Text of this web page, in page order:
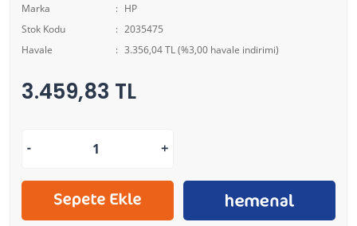
Marka
HP
Stok Kodu
2035475
Havale
3.356,04 TL (%3,00 havale indirimi)
3.459,83 TL